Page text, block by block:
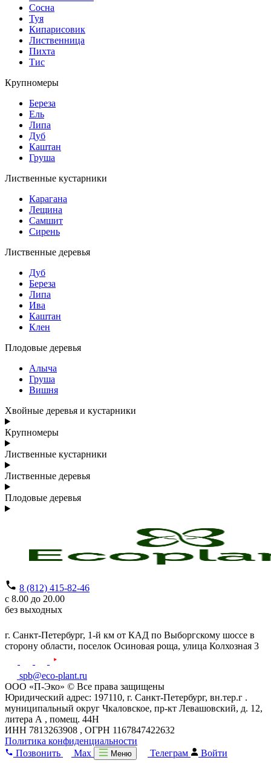
Сосна
Туя
Кипарисовик
Лиственница
Пихта
Тис
Крупномеры
Береза
Ель
Липа
Дуб
Каштан
Груша
Лиственные кустарники
Карагана
Лещина
Самшит
Сирень
Лиственные деревья
Дуб
Береза
Липа
Ива
Каштан
Клен
Плодовые деревья
Алыча
Груша
Вишня
Хвойные деревья и кустарники
Крупномеры
Лиственные кустарники
Лиственные деревья
Плодовые деревья
8 (812) 415-82-46
с 8.00 до 20.00
без выходных
г. Санкт-Петербург, 1-й км от КАД по Выборгскому шоссе в
сторону области, поселок Осиновая роща, улица Колхозная 3
spb@eco-plant.ru
ООО «П-Эко» © Все права защищены
Юридический адрес: 197110, г. Санкт-Петербург, вн.тер.г .
муниципальный округ Чкаловское, пр-кт Левашовский, д. 12,
литера А , помещ. 44Н
ИНН 7813263908 , ОГРН 1167847422632
Политика конфиденциальности
Позвонить
Max Меню Телеграм Войти